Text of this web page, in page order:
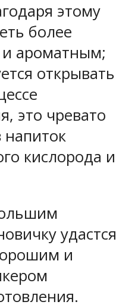
этому
более
ароматным;
открывать
это чревато
кислорода и
удастся
и